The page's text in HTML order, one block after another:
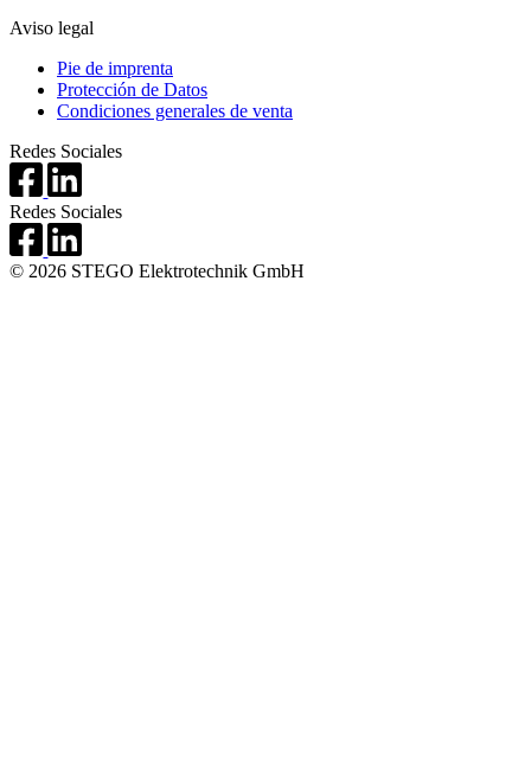
Aviso legal
Pie de imprenta
Protección de Datos
Condiciones generales de venta
Redes Sociales
Redes Sociales
© 2026 STEGO Elektrotechnik GmbH